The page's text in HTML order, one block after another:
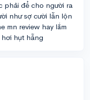
phải để cho người ra
như sợ cười lẫn lộn
mn review hay lắm
hụt hẫng